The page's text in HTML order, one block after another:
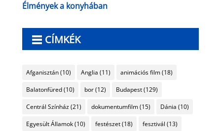
Élmények a konyhában
CÍMKÉK
Afganisztán(10) Anglia (11) animációs film(18)
Balatonfüred(10) bor(12) Budapest(129)
Centrál Színház(21) dokumentumfilm(15) Dánia (10)
Egyesült Államok(10) festészet(18) fesztivál (13)